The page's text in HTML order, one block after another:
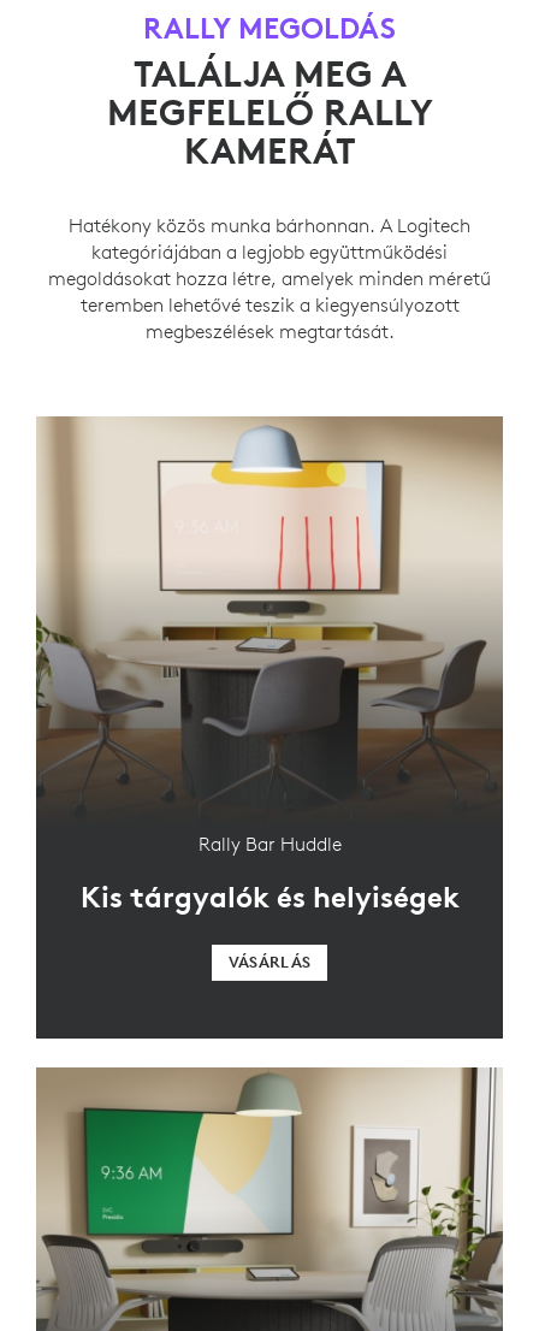
RALLY MEGOLDÁS
TALÁLJA MEG A
MEGFELELŐ RALLY
KAMERÁT
Hatékony közös munka bárhonnan. A Logitech
kategóriájában a legjobb együttműködési
megoldásokat hozza létre, amelyek minden méretű
teremben lehetővé teszik a kiegyensúlyozott
megbeszélések megtartását.
Rally Bar Huddle
Kis tárgyalók és helyiségek
VÁSÁRLÁS